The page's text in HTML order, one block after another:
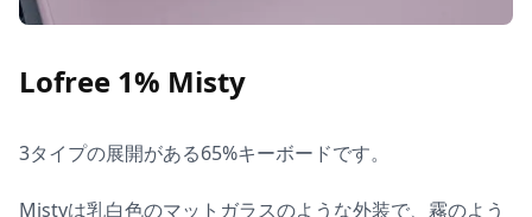
Lofree 1% Misty
3タイプの展開がある65%キーボードです。
Mistyは乳白色のマットガラスのような外装で、霧のよう